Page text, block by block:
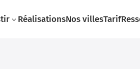
3 RéalisationsNos villesTarif